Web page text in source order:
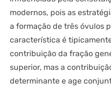
modernos, pois as
a formação de três óvulos
característica é
contribuição da fração
superior, mas a
determinante e age